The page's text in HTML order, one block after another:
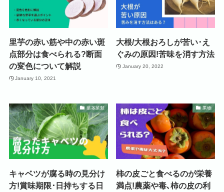
里芋の赤い筋や中の赤い斑
点部分は食べられる?断面
の変色について解説
January 10, 2021
大根/大根おろしが苦い･え
ぐみの原因!苦味を消す方法
January 20, 2022
葉茎菜類
キャベツが腐る時の見分け
方!賞味期限･日持ちする日
果物
柿の皮ごと食べるのが栄養
満点!農薬や毒､柿の皮の利